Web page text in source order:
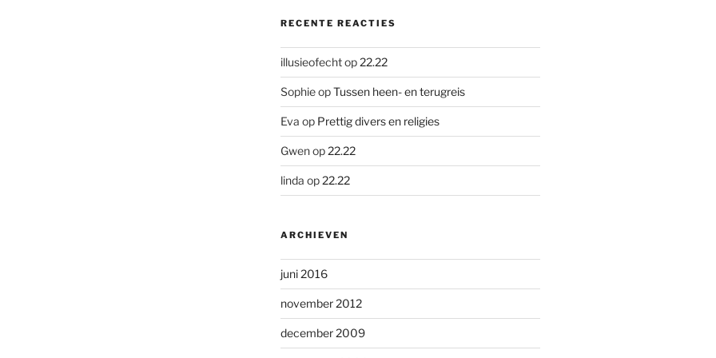
RECENTE REACTIES
illusieofechtop22.22
SophieopTussen heen- en terugreis
Eva op Prettig divers en religies
Gwenop22.22
linda op22.22
ARCHIEVEN
juni 2016
november 2012
december 2009